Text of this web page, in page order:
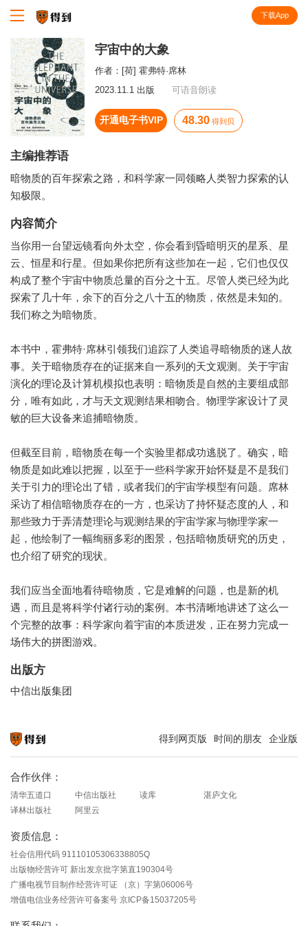
下载App
宇宙中的大象
作者： [荷] 霍弗特·席林
2023.11.1 出版
可语音朗读
开通电子书VIP 48.30 得到贝
主编推荐语
暗物质的百年探索之路，和科学家一同领略人类智力探索的认
知极限。
内容简介
当你用一台望远镜看向外太空，你会看到昏暗明灭的星系、星
云、恒星和行星。但如果你把所有这些加在一起，它们也仅仅
构成了整个宇宙中物质总量的百分之十五。尽管人类已经为此
探索了几十年，余下的百分之八十五的物质，依然是未知的。
我们称之为暗物质。
本书中，霍弗特·席林引领我们追踪了人类追寻暗物质的迷人故
事。关于暗物质存在的证据来自一系列的天文观测。关于宇宙
演化的理论及计算机模拟也表明：暗物质是自然的主要组成部
分，唯有如此，才与天文观测结果相吻合。物理学家设计了灵
敏的巨大设备来追捕暗物质。
但截至目前，暗物质在每一个实验里都成功逃脱了。确实，暗
物质是如此难以把握，以至于一些科学家开始怀疑是不是我们
关于引力的理论出了错，或者我们的宇宙学模型有问题。席林
采访了相信暗物质存在的一方，也采访了持怀疑态度的人，和
那些致力于弄清楚理论与观测结果的宇宙学家与物理学家一
起，他绘制了一幅绚丽多彩的图景，包括暗物质研究的历史，
也介绍了研究的现状。
我们应当全面地看待暗物质，它是难解的问题，也是新的机
遇，而且是将科学付诸行动的案例。本书清晰地讲述了这么一
个完整的故事：科学家向着宇宙的本质进发，正在努力完成一
场伟大的拼图游戏。
出版方
中信出版集团
得到网页版 时间的朋友 企业版
合作伙伴：
清华五道口 中信出版社 读库
湛庐文化
译林出版社
阿里云
资质信息：
社会信用代码 91110105306338805Q
出版物经营许可 新出发京批字第直190304号
广播电视节目制作经营许可证 （京）字第06006号
增值电信业务经营许可备案号 京ICP备15037205号